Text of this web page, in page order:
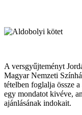
A versgyűjteményt
Magyar Nemzeti
tételben foglalja össze
egy mondatot kivéve,
ajánlásának indokait.